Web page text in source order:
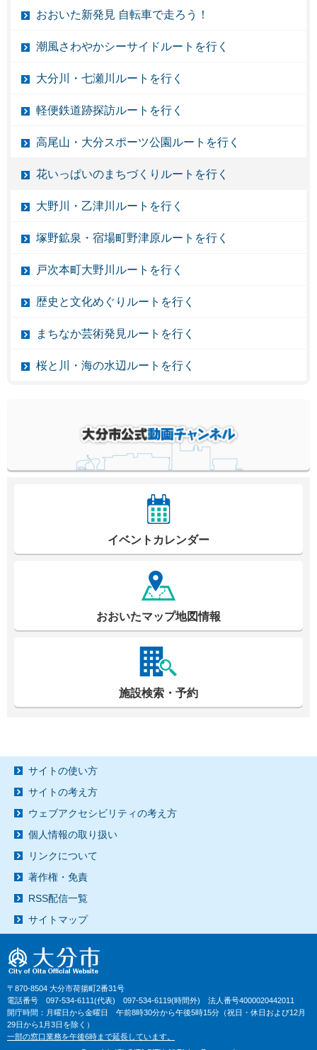
おおいた新発見 自転車で走ろう！
潮風さわやかシーサイドルートを行く
大分川・七瀬川ルートを行く
軽便鉄道跡探訪ルートを行く
高尾山・大分スポーツ公園ルートを行く
花いっぱいのまちづくりルートを行く
大野川・乙津川ルートを行く
塚野鉱泉・宿場町野津原ルートを行く
戸次本町大野川ルートを行く
歴史と文化めぐりルートを行く
まちなか芸術発見ルートを行く
桜と川・海の水辺ルートを行く
イベントカレンダー
おおいたマップ地図情報
施設検索・予約
サイトの使い方
サイトの考え方
ウェブアクセシビリティの考え方
個人情報の取り扱い
リンクについて
著作権・免責
RSS配信一覧
サイトマップ
〒870-8504 大分市荷揚町2番31号
電話番号 097-534-6111(代表) 097-534-6119(時間外) 法人番号4000020442011
開庁時間：月曜日から金曜日 午前8時30分から午後5時15分（祝日・休日および12月
29日から1月3日を除く）
一部の窓口業務を午後6時まで延長しています。